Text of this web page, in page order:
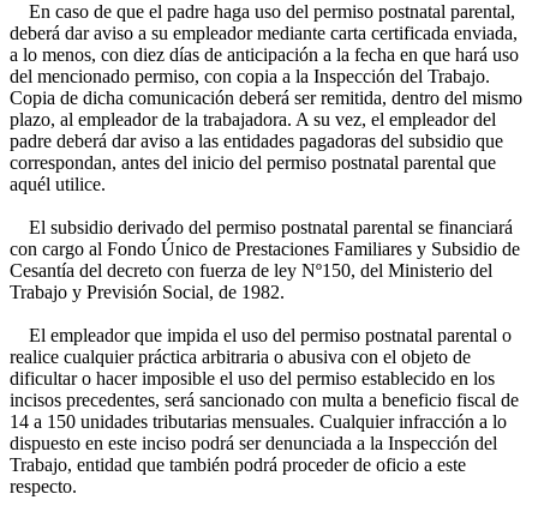
En caso de que el padre haga uso del permiso postnatal parental,
deberá dar aviso a su empleador mediante carta certificada enviada,
a lo menos, con diez días de anticipación a la fecha en que hará uso
del mencionado permiso, con copia a la Inspección del Trabajo.
Copia de dicha comunicación deberá ser remitida, dentro del mismo
plazo, al empleador de la trabajadora. A su vez, el empleador del
padre deberá dar aviso a las entidades pagadoras del subsidio que
correspondan, antes del inicio del permiso postnatal parental que
aquél utilice.
El subsidio derivado del permiso postnatal parental se financiará
con cargo al Fondo Único de Prestaciones Familiares y Subsidio de
Cesantía del decreto con fuerza de ley Nº150, del Ministerio del
Trabajo y Previsión Social, de 1982.
El empleador que impida el uso del permiso postnatal parental o
realice cualquier práctica arbitraria o abusiva con el objeto de
dificultar o hacer imposible el uso del permiso establecido en los
incisos precedentes, será sancionado con multa a beneficio fiscal de
14 a 150 unidades tributarias mensuales. Cualquier infracción a lo
dispuesto en este inciso podrá ser denunciada a la Inspección del
Trabajo, entidad que también podrá proceder de oficio a este
respecto.